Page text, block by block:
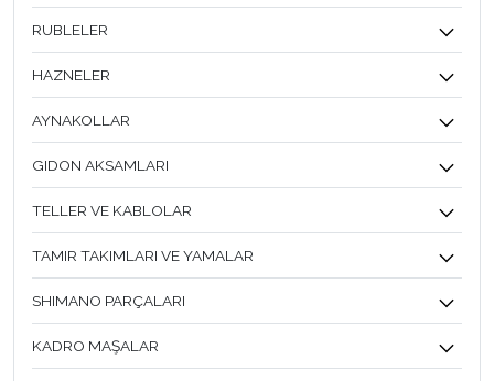
RUBLELER
HAZNELER
AYNAKOLLAR
GIDON AKSAMLARI
TELLER VE KABLOLAR
TAMIR TAKIMLARI VE YAMALAR
SHIMANO PARÇALARI
KADRO MAŞALAR